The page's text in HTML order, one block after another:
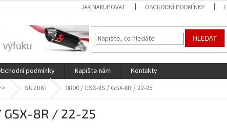
JAK NAKUPOVAT OBCHODNÍ PODMÍNKY
HLEDAT
podmínky Napište nám
Kontakty
SUZUKI 0800 / GSX-8S / GSX-8R / 22-25
8R / 22-25